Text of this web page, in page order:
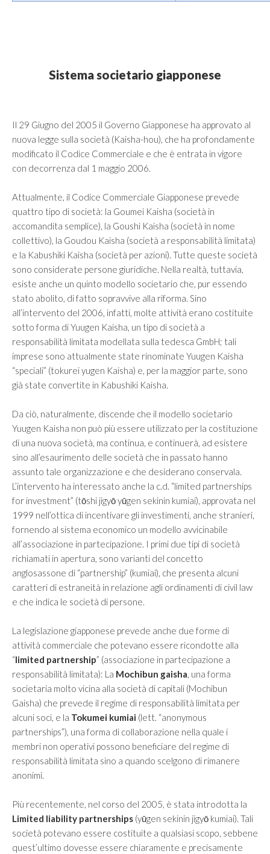
Sistema societario giapponese
Il 29 Giugno del 2005 il Governo Giapponese ha approvato al
nuova legge sulla società (Kaisha-hou), che ha profondamente
modificato il Codice Commerciale e che è entrata in vigore
con decorrenza dal 1 maggio 2006.
Attualmente, il Codice Commerciale Giapponese prevede
quattro tipo di società: la Goumei Kaisha (società in
accomandita semplice), la Goushi Kaisha (società in nome
collettivo), la Goudou Kaisha (società a responsabilità limitata)
e la Kabushiki Kaisha (società per azioni). Tutte queste società
sono considerate persone giuridiche. Nella realtà, tuttavia,
esiste anche un quinto modello societario che, pur essendo
stato abolito, di fatto sopravvive alla riforma. Sino
all’intervento del 2006, infatti, molte attività erano costituite
sotto forma di Yuugen Kaisha, un tipo di società a
responsabilità limitata modellata sulla tedesca GmbH; tali
imprese sono attualmente state rinominate Yuugen Kaisha
“speciali” (tokurei yugen Kaisha) e, per la maggior parte, sono
già state convertite in Kabushiki Kaisha.
Da ciò, naturalmente, discende che il modello societario
Yuugen Kaisha non può più essere utilizzato per la costituzione
di una nuova società, ma continua, e continuerà, ad esistere
sino all’esaurimento delle società che in passato hanno
assunto tale organizzazione e che desiderano conservala.
L’intervento ha interessato anche la c.d. “limited partnerships
for investment” (tōshi jigyō yūgen sekinin kumiai), approvata nel
1999 nell’ottica di incentivare gli investimenti, anche stranieri,
fornendo al sistema economico un modello avvicinabile
all’associazione in partecipazione. I primi due tipi di società
richiamati in apertura, sono varianti del concetto
anglosassone di “partnership” (kumiai), che presenta alcuni
caratteri di estraneità in relazione agli ordinamenti di civil law
e che indica le società di persone.
La legislazione giapponese prevede anche due forme di
attività commerciale che potevano essere ricondotte alla
“limited partnership” (associazione in partecipazione a
responsabilità limitata): La Mochibun gaisha, una forma
societaria molto vicina alla società di capitali (Mochibun
Gaisha) che prevede il regime di responsabilità limitata per
alcuni soci, e la Tokumei kumiai (lett. “anonymous
partnerships”), una forma di collaborazione nella quale i
membri non operativi possono beneficiare del regime di
responsabilità limitata sino a quando scelgono di rimanere
anonimi.
Più recentemente, nel corso del 2005, è stata introdotta la
Limited liability partnerships (yūgen sekinin jigyō kumiai). Tali
società potevano essere costituite a qualsiasi scopo, sebbene
quest’ultimo dovesse essere chiaramente e precisamente